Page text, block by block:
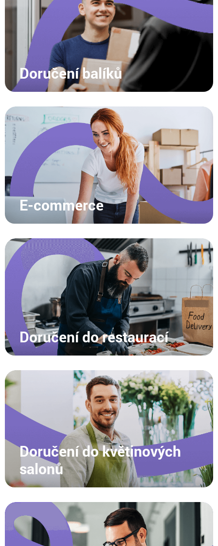
Doručení balíků
E-commerce
Doručení do restaurací
Doručení do květinových
salonů